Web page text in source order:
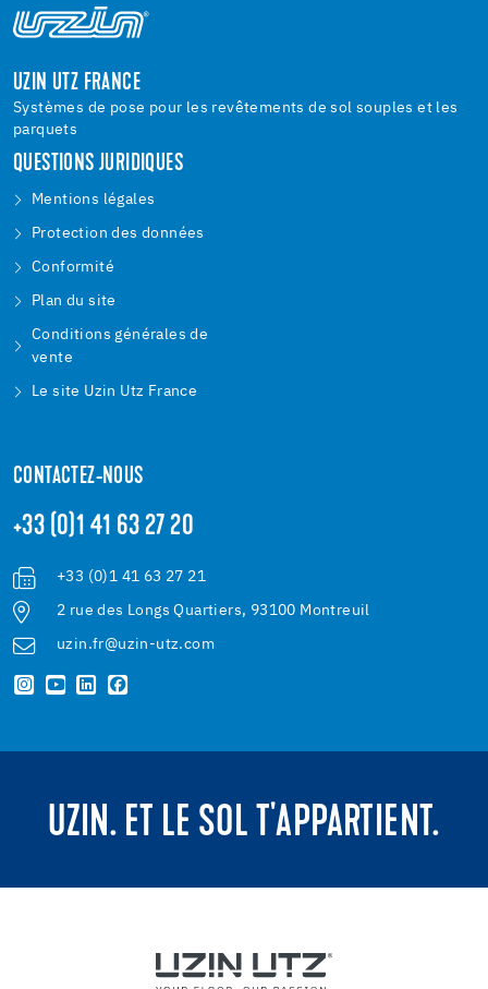
UZIN UTZ FRANCE
Systèmes de pose pour les revêtements de sol souples et les
parquets
QUESTIONS JURIDIQUES
Mentions légales
Protection des données
Conformité
Plan du site
Conditions générales de
vente
Le site Uzin Utz France
CONTACTEZ-NOUS
+33 (0)1 41 63 27 20
+33 (0)1 41 63 27 21
2 rue des Longs Quartiers, 93100 Montreuil
uzin.fr@uzin-utz.com
UZIN. ET LE SOL T'APPARTIENT.